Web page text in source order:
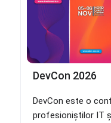
DevCon 2026
DevCon este o
profesioniștilor IT